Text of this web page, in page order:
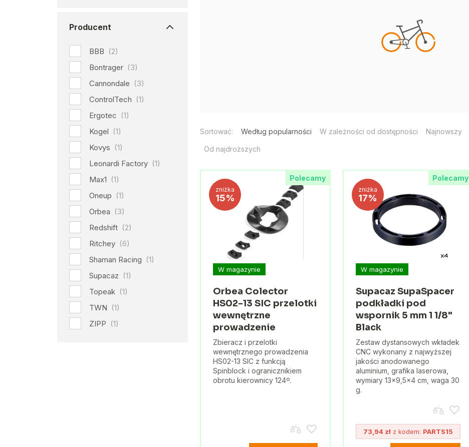
Producent
BBB (2)
Bontrager (3)
Cannondale (3)
ControlTech (1)
Ergotec (1)
Kogel (1)
Kovys (1)
Leonardi Factory (1)
Max1 (1)
Oneup (1)
Orbea (3)
Redshift (2)
Ritchey (6)
Shaman Racing (1)
Supacaz (1)
Topeak (1)
TWN (1)
ZIPP (1)
Sortować: Według popularności W zależności od dostępności Najnowszy
Od najdroższych
Polecamy
zniżka
15%
W magazynie
Orbea Colector
HS02-13 SIC przelotki
wewnętrzne
prowadzenie
Zbieracz i przelotki
wewnętrznego prowadzenia
HS02-13 SIC z funkcją
Spinblock i ogranicznikiem
obrotu kierownicy 124º.
Polecamy
zniżka
17%
W magazynie
Supacaz SupaSpacer
podkładki pod
wspornik 5 mm 1 1/8"
Black
Zestaw dystansowych wkładek
CNC wykonany z najwyższej
jakości anodowanego
aluminium, grafika laserowa,
wymiary 13x9,5x4 cm, waga 30
g.
73,94 złz kodem: PARTS15